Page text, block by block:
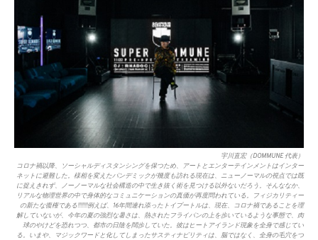
宇川直宏（DOMMUNE 代表）
コロナ禍以降、ソーシャルディスタンシングを保つため、アートとエンターテインメントはインター
ネットに避難した。様相を変えたパンデミックが幾度も訪れる現在は、ニューノーマルの視点では既
に捉えきれず、ノーノーマルな社会構造の中で生き抜く術を見つける以外ないだろう。そんななか、
リアルな物理世界の中で身体的なコミュニケーションの真価が再度問われている。フィジカリティー
の新たな復権である!!!!!!!例えば、16年間連れ添ったトイプートルは、現在、コロナ禍であることを理
解していないが、今年の夏の強烈な暑さは、熱されたフライパンの上を歩いているような事態で、肉
球のやけどを恐れつつ、都市の日陰を闊歩していた。彼はヒートアイランド現象を全身で感じてい
る。いまや、マジックワードと化してしまったサスティナビリティは、脳ではなく、全身の毛穴をつ